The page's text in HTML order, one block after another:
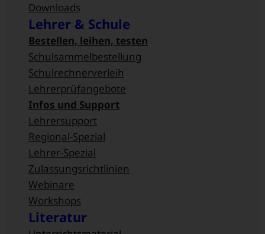
Downloads
Lehrer & Schule
Bestellen, leihen, testen
Schulsammel­bestellung
Schulrechnerverleih
Lehrerprüfangebote
Infos und Support
Lehrersupport
Regional-Spezial
Lehrer-Spezial
Zulassungsrichtlinien
Webinare
Workshops
Literatur